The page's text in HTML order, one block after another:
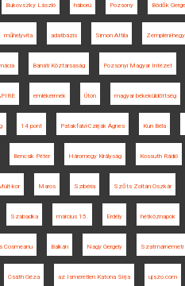
Bukovszky László háború Pozsony Bödők
műhelyvita adatbázis Simon Attila Zempléni-
Bánáti Köztársaság Pozsonyi Magyar Intézet
emlékérmék Úton magyar békeküldöttség
14 pont Patakfalvi-Czirják Ágnes Kun Béla
Bencsik Péter Háromegy Királyság Kossuth Rádió
kor Maros Szibéria Szőts Zoltán Oszkár
Szabadka március 15. Erdély hétköznapok
Cosmeanu Balkán Nagy Gergely Szatmárnémeti
Csáth Géza az Ismeretlen Katona Sírja ujszo.com